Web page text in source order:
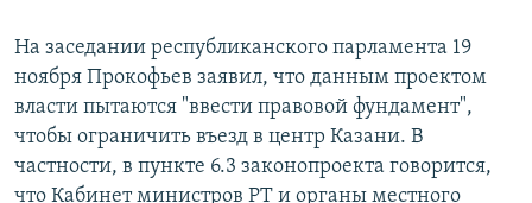
На заседании республиканского парламента 19
ноября Прокофьев заявил, что данным проектом
власти пытаются "ввести правовой фундамент",
чтобы ограничить въезд в центр Казани. В
частности, в пункте 6.3 законопроекта говорится,
что Кабинет министров РТ и органы местного